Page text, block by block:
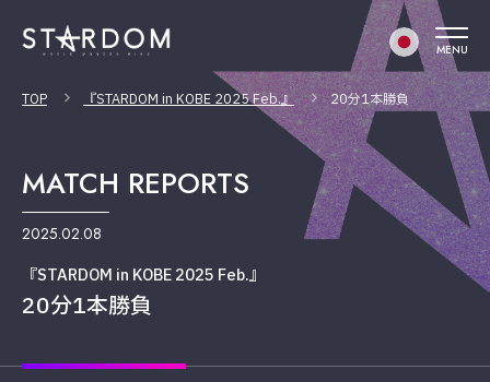
MENU
TOP 『STARDOM in KOBE 2025 Feb.』 20分1本勝負
MATCH REPORTS
2025.02.08
『STARDOM in KOBE 2025 Feb.』
20分1本勝負